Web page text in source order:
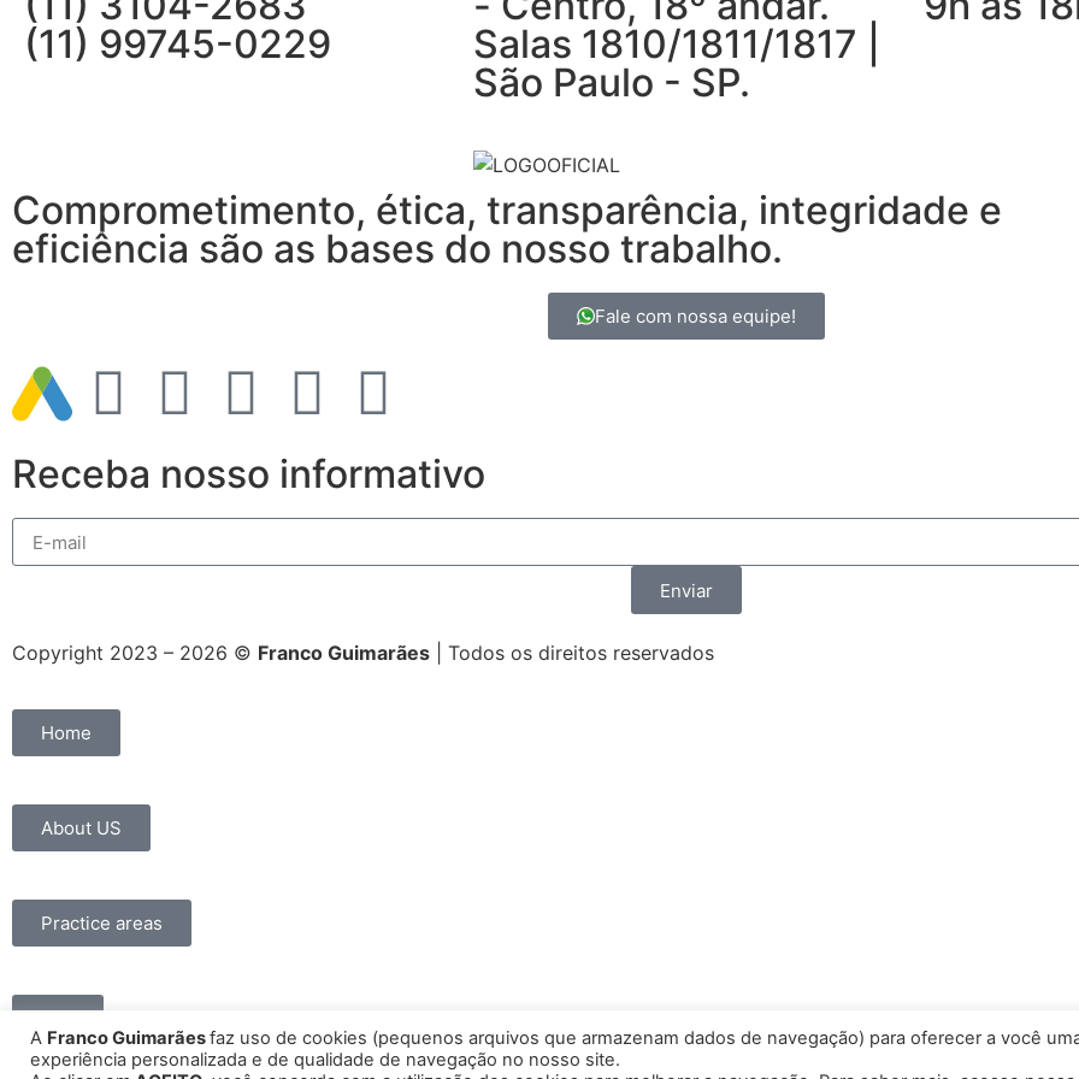
(11) 99745-0229
Salas 1810/1811/1817 |
São Paulo - SP.
Comprometimento, ética, transparência, integridade e
eficiência são as bases do nosso trabalho.
Fale com nossa equipe!
Receba nosso informativo
Enviar
Copyright 2023 – 2026 © Franco Guimarães | Todos os direitos reservados
A Franco Guimarãesfaz uso de cookies (pequenos arquivos que armazenam dados de navegação) para oferecer a você
experiência personalizada e de qualidade de navegação no nosso site.
Home
About US
Practice areas
FAQ